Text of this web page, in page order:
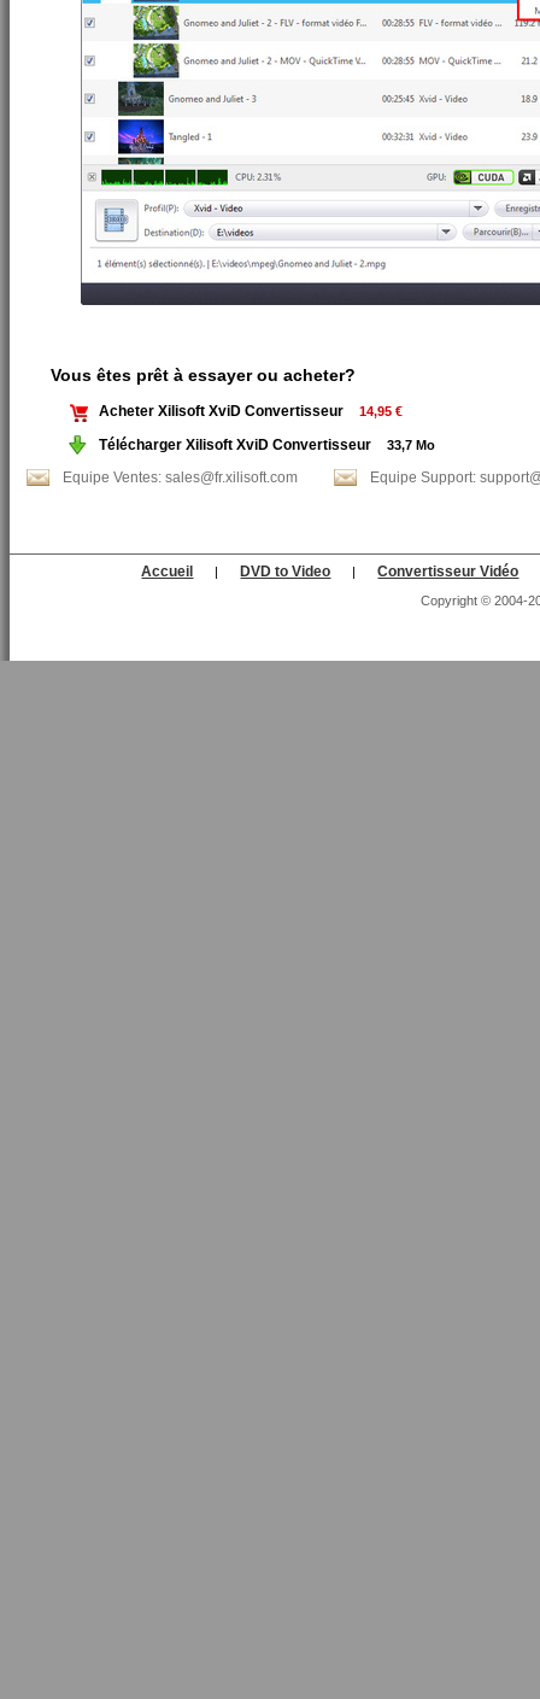
Vous êtes prêt à essayer ou acheter?
Acheter Xilisoft XviD Convertisseur 14,95 €
Télécharger Xilisoft XviD Convertisseur 33,7 Mo
Equipe Ventes: sales@fr.xilisoft.com Equipe Support:
Accueil | DVD to Video | Convertisseur Vidéo
Copyright © 2004-